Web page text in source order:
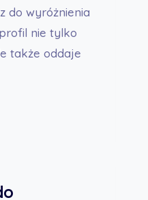
do wyróżnienia
nie tylko
także oddaje